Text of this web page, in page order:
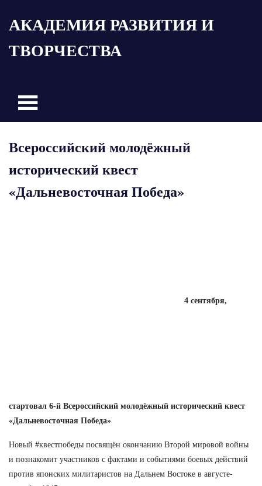
АКАДЕМИЯ РАЗВИТИЯ И
ТВОРЧЕСТВА
Всероссийский молодёжный
исторический квест
«Дальневосточная Победа»
4 сентября,
стартовал 6-й Всероссийский молодёжный исторический квест
«Дальневосточная Победа»
Новый #квестпобеды посвящён окончанию Второй мировой войны
и познакомит участников с фактами и событиями боевых действий
против японских милитаристов на Дальнем Востоке в августе-